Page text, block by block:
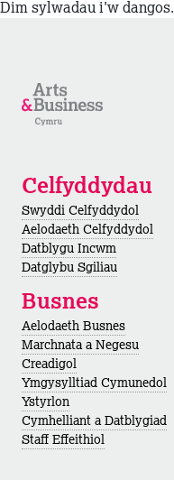
Dim sylwadau i'w dangos.
Celfyddydau
Swyddi Celfyddydol
Aelodaeth Celfyddydol
Datblygu Incwm
Datglybu Sgiliau
Busnes
Aelodaeth Busnes
Marchnata a Negesu
Creadigol
Ymgysylltiad Cymunedol
Ystyrlon
Cymhelliant a Datblygiad
Staff Effeithiol